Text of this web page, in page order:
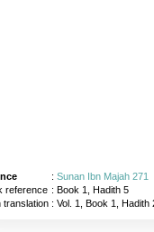
: Sunan Ibn Majah 271
reference : Book 1, Hadith 5
translation: Vol. 1, Book 1, Hadith